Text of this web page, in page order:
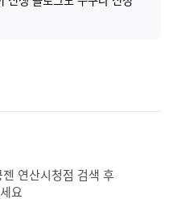
연산시청점 검색 후
요